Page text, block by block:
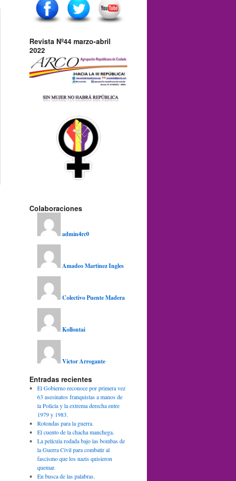
Revista Nº44 marzo-abril
2022
Colaboraciones
admin4rc0
Amadeo Martinez Ingles
Colectivo Puente Madera
Kollontai
Victor Arrogante
Entradas recientes
El Gobierno reconoce por primera vez
63 asesinatos franquistas a manos de
la Policía y la extrema derecha entre
1979 y 1983.
Rotondas para la guerra.
El cuento de la chacha manchega.
La película rodada bajo las bombas de
la Guerra Civil para combatir al
fascismo que los nazis quisieron
quemar.
En busca de las palabras.